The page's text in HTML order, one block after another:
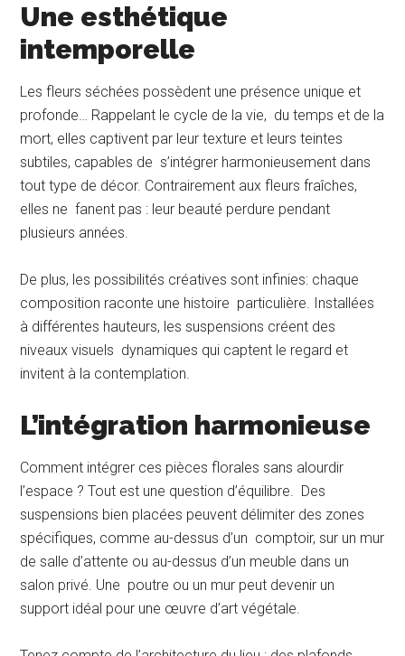
Une esthétique
intemporelle
Les fleurs séchées possèdent une présence unique et
profonde… Rappelant le cycle de la vie, du temps et de la
mort, elles captivent par leur texture et leurs teintes
subtiles, capables de s’intégrer harmonieusement dans
tout type de décor. Contrairement aux fleurs fraîches,
elles ne fanent pas : leur beauté perdure pendant
plusieurs années.
De plus, les possibilités créatives sont infinies: chaque
composition raconte une histoire particulière. Installées
à différentes hauteurs, les suspensions créent des
niveaux visuels dynamiques qui captent le regard et
invitent à la contemplation.
L’intégration harmonieuse
Comment intégrer ces pièces florales sans alourdir
l’espace ? Tout est une question d’équilibre. Des
suspensions bien placées peuvent délimiter des zones
spécifiques, comme au-dessus d’un comptoir, sur un mur
de salle d’attente ou au-dessus d’un meuble dans un
salon privé. Une poutre ou un mur peut devenir un
support idéal pour une œuvre d’art végétale.